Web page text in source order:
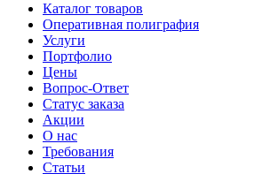
Каталог товаров
Оперативная полиграфия
Услуги
Портфолио
Цены
Вопрос-Ответ
Статус заказа
Акции
О нас
Требования
Статьи